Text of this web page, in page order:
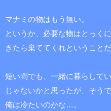
マナミの物はもう無い。
というか、必要な物はとっく
きたら棄ててくれということだ
短い間でも、一緒に暮らして
じゃないかと思ったが、そう
俺は冷たいのかな…。